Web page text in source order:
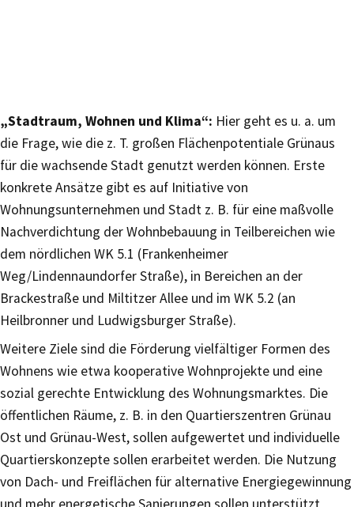
„Stadtraum, Wohnen und Klima“: Hier geht es u. a. um
die Frage, wie die z. T. großen Flächenpotentiale Grünaus
für die wachsende Stadt genutzt werden können. Erste
konkrete Ansätze gibt es auf Initiative von
Wohnungsunternehmen und Stadt z. B. für eine maßvolle
Nachverdichtung der Wohnbebauung in Teilbereichen wie
dem nördlichen WK 5.1 (Frankenheimer
Weg/Lindennaundorfer Straße), in Bereichen an der
Brackestraße und Miltitzer Allee und im WK 5.2 (an
Heilbronner und Ludwigsburger Straße).
Weitere Ziele sind die Förderung vielfältiger Formen des
Wohnens wie etwa kooperative Wohnprojekte und eine
sozial gerechte Entwicklung des Wohnungsmarktes. Die
öffentlichen Räume, z. B. in den Quartierszentren Grünau
Ost und Grünau-West, sollen aufgewertet und individuelle
Quartierskonzepte sollen erarbeitet werden. Die Nutzung
von Dach- und Freiflächen für alternative Energiegewinnung
und mehr energetische Sanierungen sollen unterstützt